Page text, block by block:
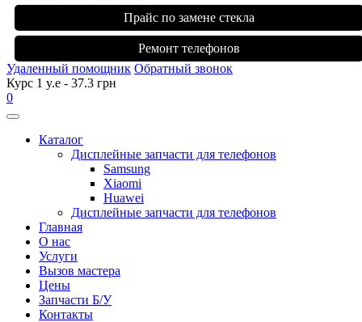
Прайс по замене стекла
Ремонт телефонов
Удаленный помощник Обратный звонок
Курс 1 y.e - 37.3 грн
0
Каталог
Дисплейные запчасти для телефонов
Samsung
Xiaomi
Huawei
Дисплейные запчасти для телефонов
Главная
О нас
Услуги
Вызов мастера
Цены
Запчасти Б/У
Контакты